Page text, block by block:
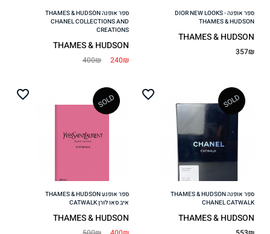
ספר אופנה DIOR NEW LOOKS -
THAMES & HUDSON
THAMES & HUDSON
357₪
ספר אופנה THAMES & HUDSON
CHANEL COLLECTIONS AND
CREATIONS
THAMES & HUDSON
240₪
400₪
Add
SOLD
ספר אופנה THAMES & HUDSON
CHANEL CATWALK
THAMES & HUDSON
Add
SOLD
ספר אופנע THAMES & HUDSON
איב סאו לורן CATWALK
THAMES & HUDSON